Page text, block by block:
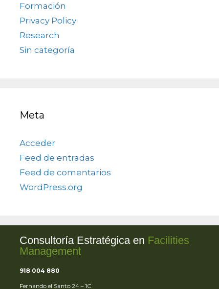
Formación
Privacy Policy
Research
Sin categoría
Meta
Acceder
Feed de entradas
Feed de comentarios
WordPress.org
Consultoría Estratégica en Facilities
Management
918 004 880
Fernando el Santo 24 – 1C